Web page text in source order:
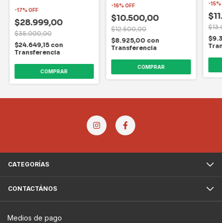
-17%OFF
$28.999,00
$35.000,00
$24.649,15 con
Transferencia
COMPRAR
-16%OFF
$10.500,00
$12.500,00
$8.925,00 con
Transferencia
COMPRAR
-15%
CATEGORÍAS
CONTACTÁNOS
Medios de pago